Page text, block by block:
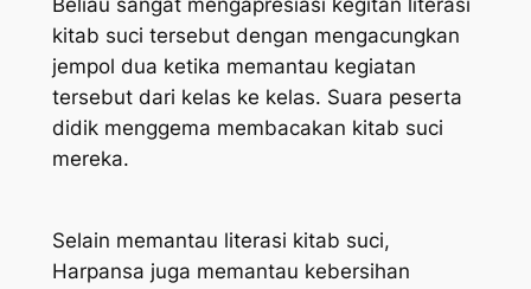
Beliau sangat mengapresiasi kegitan literasi
kitab suci tersebut dengan mengacungkan
jempol dua ketika memantau kegiatan
tersebut dari kelas ke kelas. Suara peserta
didik menggema membacakan kitab suci
mereka.
Selain memantau literasi kitab suci,
Harpansa juga memantau kebersihan